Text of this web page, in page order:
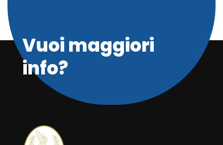
Vuoi maggiori
info?